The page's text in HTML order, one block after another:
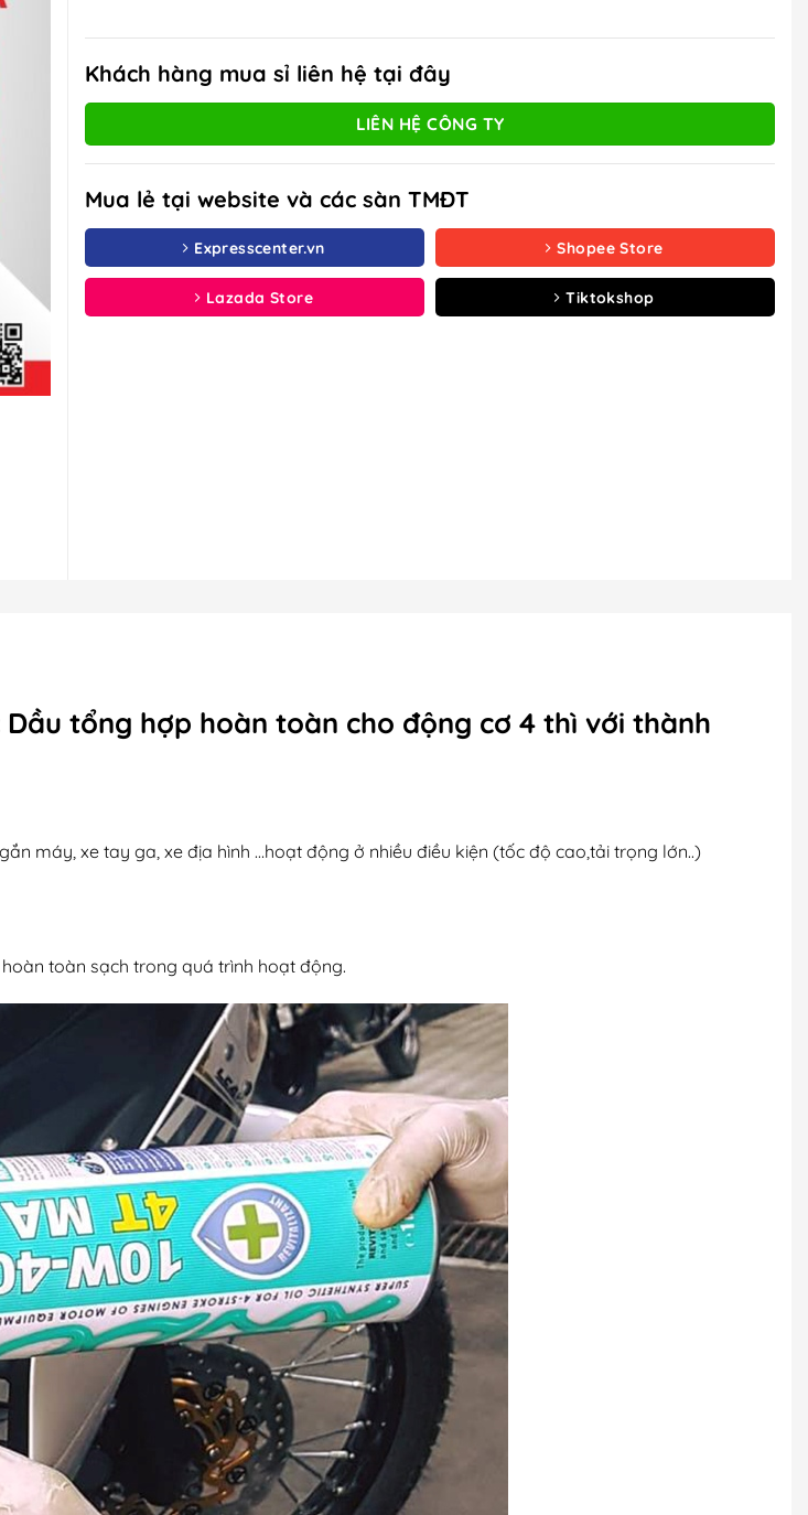
Khách hàng mua sỉ liên hệ tại đây
LIÊN HỆ CÔNG TY
Mua lẻ tại website và các sàn TMĐT
Expresscenter.vn Shopee Store
Lazada Store Tiktokshop
Dầu tổng hợp hoàn toàn cho động cơ 4 thì với thành
máy, xe tay ga, xe địa hình …hoạt động ở nhiều điều kiện (tốc độ cao,tải trọng lớn..)
toàn sạch trong quá trình hoạt động.